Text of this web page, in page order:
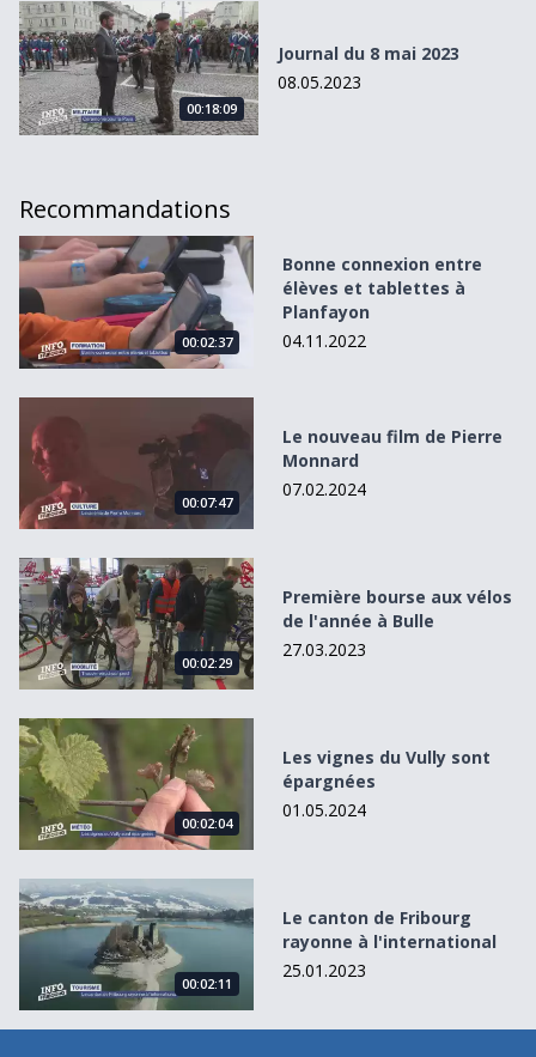
Journal du 8 mai 2023
00:18:09
Journal du 8 mai 2023
08.05.2023
Recommandations
Bonne connexion entre élèves et tablettes à Planfayon
00:02:37
Bonne connexion entre
élèves et tablettes à
Planfayon
04.11.2022
Le nouveau film de Pierre Monnard
00:07:47
Le nouveau film de Pierre
Monnard
07.02.2024
Première bourse aux vélos de l&#039;année à Bulle
00:02:29
Première bourse aux vélos
de l'année à Bulle
27.03.2023
Les vignes du Vully sont épargnées
00:02:04
Les vignes du Vully sont
épargnées
01.05.2024
Le canton de Fribourg rayonne à l&#039;international
00:02:11
Le canton de Fribourg
rayonne à l'international
25.01.2023